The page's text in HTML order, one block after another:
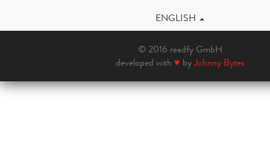
ENGLISH
© 2016 readfy GmbH
developed with ♥ byJohnny Bytes